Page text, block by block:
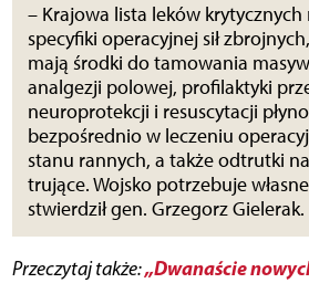
– Krajowa lista leków
specyfiki operacyjnej sił
mają środki do tamowania
analgezji polowej, profilaktyki
neuroprotekcji i resuscytacji
bezpośrednio w leczeniu
stanu rannych, a także odtrutki
trujące. Wojsko potrzebuje
stwierdził gen. Grzegorz Gielerak.
Przeczytaj także:„Dwanaście